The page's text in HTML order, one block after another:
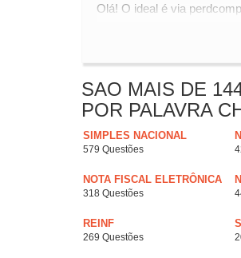
Olá! O ideal é via
SAO MAIS DE
POR PALAVRA
SIMPLES NACIONAL
579 Questões
NOTA FISCAL ELETRÔNICA
318 Questões
REINF
269 Questões